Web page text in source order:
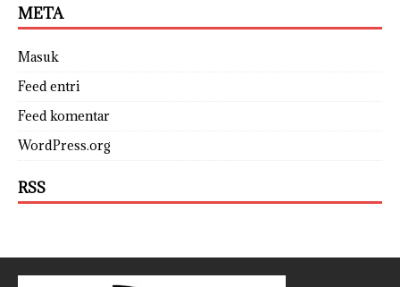
META
Masuk
Feed entri
Feed komentar
WordPress.org
RSS